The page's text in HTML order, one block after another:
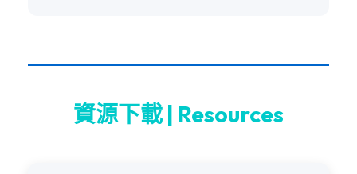
資源下載 | Resources